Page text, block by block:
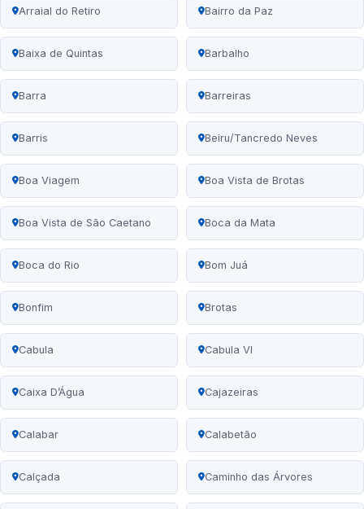
Arraial do Retiro Bairro da Paz
Baixa de Quintas Barbalho
Barra Barreiras
Barris Beiru/Tancredo Neves
Boa Viagem Boa Vista de Brotas
Boa Vista de São Caetano Boca da Mata
Boca do Rio Bom Juá
Bonfim Brotas
Cabula Cabula VI
Caixa D’Água Cajazeiras
Calabar Calabetão
Calçada Caminho das Árvores